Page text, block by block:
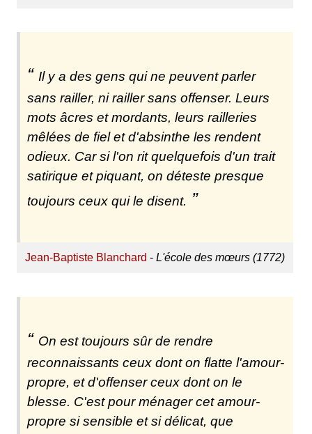
Il y a des gens qui ne peuvent parler
sans railler, ni railler sans offenser. Leurs
mots âcres et mordants, leurs railleries
mêlées de fiel et d'absinthe les rendent
odieux. Car si l'on rit quelquefois d'un trait
satirique et piquant, on déteste presque
toujours ceux qui le disent.
Jean-Baptiste Blanchard - L'école des mœurs (1772)
On est toujours sûr de rendre
reconnaissants ceux dont on flatte l'amour-
propre, et d'offenser ceux dont on le
blesse. C'est pour ménager cet amour-
propre si sensible et si délicat, que